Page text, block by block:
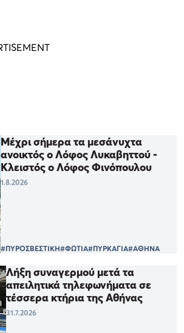
Μέχρι σήμερα τα μεσάνυχτα
ανοικτός ο Λόφος Λυκαβηττού -
Κλειστός ο Λόφος Φινόπουλου
1.8.2026
#ΠΥΡΟΣΒΕΣΤΙΚΗ#ΦΩΤΙΑ#ΠΥΡΚΑΓΙΑ#ΑΘΗΝΑ
Λήξη συναγερμού μετά τα
απειλητικά τηλεφωνήματα σε
τέσσερα κτήρια της Αθήνας
31.7.2026